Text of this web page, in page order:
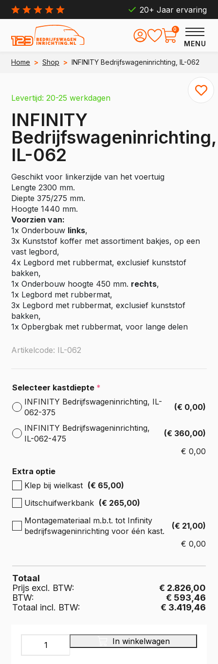
20+ Jaar ervaring
MENU
0
Home > Shop > INFINITY Bedrijfswageninrichting, IL-062
Levertijd: 20-25 werkdagen
INFINITY
Bedrijfswageninrichting,
IL-062
Geschikt voor linkerzijde van het voertuig
Lengte 2300 mm.
Diepte 375/275 mm.
Hoogte 1440 mm.
Voorzien van:
1x Onderbouw links,
3x Kunststof koffer met assortiment bakjes, op een
vast legbord,
4x Legbord met rubbermat, exclusief kunststof
bakken,
1x Onderbouw hoogte 450 mm. rechts,
1x Legbord met rubbermat,
3x Legbord met rubbermat, exclusief kunststof
bakken,
1x Opbergbak met rubbermat, voor lange delen
Artikelcode: IL-062
Selecteer kastdiepte *
INFINITY Bedrijfswageninrichting, IL-
062-375
(€ 0,00)
INFINITY Bedrijfswageninrichting,
IL-062-475
(€ 360,00)
€ 0,00
Extra optie
Klep bij wielkast (€ 65,00)
Uitschuifwerkbank (€ 265,00)
Montagemateriaal m.b.t. tot Infinity
bedrijfswageninrichting voor één kast.
(€ 21,00)
€ 0,00
Totaal
Prijs excl. BTW:
€ 2.826,00
BTW:
€ 593,46
Totaal incl. BTW:
€ 3.419,46
INFINITY
Bedrijfswageninrichting,
In winkelwagen